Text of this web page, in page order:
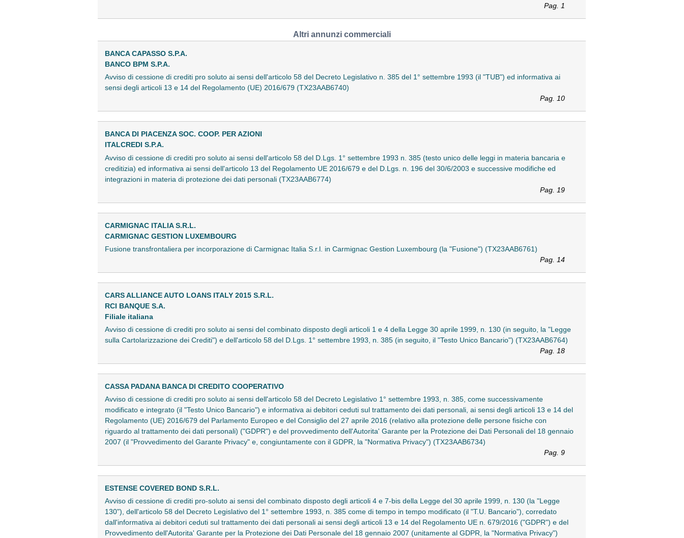
Pag. 1
Altri annunzi commerciali
BANCA CAPASSO S.P.A.
BANCO BPM S.P.A.
Avviso di cessione di crediti pro soluto ai sensi dell'articolo 58 del Decreto Legislativo n. 385 del 1° settembre 1993 (il "TUB") ed informativa ai
sensi degli articoli 13 e 14 del Regolamento (UE) 2016/679 (TX23AAB6740)
Pag. 10
BANCA DI PIACENZA SOC. COOP. PER AZIONI
ITALCREDI S.P.A.
Avviso di cessione di crediti pro soluto ai sensi dell'articolo 58 del D.Lgs. 1° settembre 1993 n. 385 (testo unico delle leggi in materia bancaria e
creditizia) ed informativa ai sensi dell'articolo 13 del Regolamento UE 2016/679 e del D.Lgs. n. 196 del 30/6/2003 e successive modifiche ed
integrazioni in materia di protezione dei dati personali (TX23AAB6774)
Pag. 19
CARMIGNAC ITALIA S.R.L.
CARMIGNAC GESTION LUXEMBOURG
Fusione transfrontaliera per incorporazione di Carmignac Italia S.r.l. in Carmignac Gestion Luxembourg (la "Fusione") (TX23AAB6761)
Pag. 14
CARS ALLIANCE AUTO LOANS ITALY 2015 S.R.L.
RCI BANQUE S.A.
Filiale italiana
Avviso di cessione di crediti pro soluto ai sensi del combinato disposto degli articoli 1 e 4 della Legge 30 aprile 1999, n. 130 (in seguito, la "Legge
sulla Cartolarizzazione dei Crediti") e dell'articolo 58 del D.Lgs. 1° settembre 1993, n. 385 (in seguito, il "Testo Unico Bancario") (TX23AAB6764)
Pag. 18
CASSA PADANA BANCA DI CREDITO COOPERATIVO
Avviso di cessione di crediti pro soluto ai sensi dell'articolo 58 del Decreto Legislativo 1° settembre 1993, n. 385, come successivamente
modificato e integrato (il "Testo Unico Bancario") e informativa ai debitori ceduti sul trattamento dei dati personali, ai sensi degli articoli 13 e 14 del
Regolamento (UE) 2016/679 del Parlamento Europeo e del Consiglio del 27 aprile 2016 (relativo alla protezione delle persone fisiche con
riguardo al trattamento dei dati personali) ("GDPR") e del provvedimento dell'Autorita' Garante per la Protezione dei Dati Personali del 18 gennaio
2007 (il "Provvedimento del Garante Privacy" e, congiuntamente con il GDPR, la "Normativa Privacy") (TX23AAB6734)
Pag. 9
ESTENSE COVERED BOND S.R.L.
Avviso di cessione di crediti pro-soluto ai sensi del combinato disposto degli articoli 4 e 7-bis della Legge del 30 aprile 1999, n. 130 (la "Legge
130"), dell'articolo 58 del Decreto Legislativo del 1° settembre 1993, n. 385 come di tempo in tempo modificato (il "T.U. Bancario"), corredato
dall'informativa ai debitori ceduti sul trattamento dei dati personali ai sensi degli articoli 13 e 14 del Regolamento UE n. 679/2016 ("GDPR") e del
Provvedimento dell'Autorita' Garante per la Protezione dei Dati Personale del 18 gennaio 2007 (unitamente al GDPR, la "Normativa Privacy")